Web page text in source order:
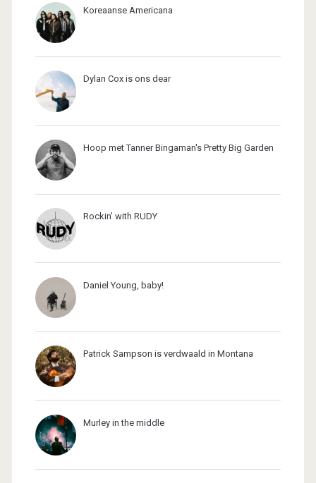
Koreaanse Americana
Dylan Cox is ons dear
Hoop met Tanner Bingaman's Pretty Big Garden
Rockin' with RUDY
Daniel Young, baby!
Patrick Sampson is verdwaald in Montana
Murley in the middle